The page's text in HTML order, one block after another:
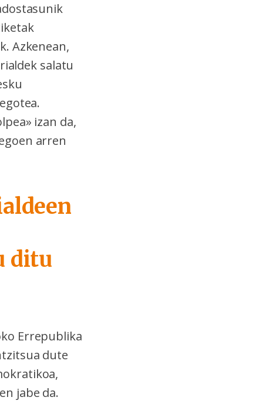
Azkenean,
salatu
izan da,
arren
ditu
Errepublika
dute
jabe da.